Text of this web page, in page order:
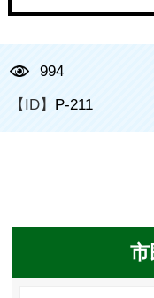
994
【ID】 P-211
市